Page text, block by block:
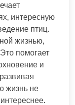
интересную
птиц.
жизнью,
помогает
и
жизнь не